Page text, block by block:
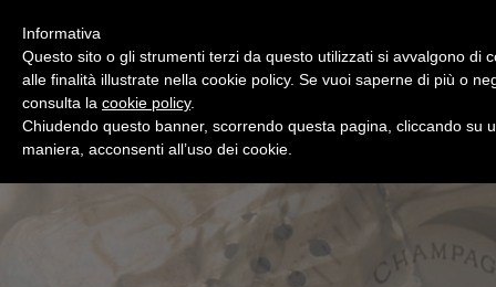
Informativa
Questo sito o gli strumenti terzi da questo utilizzati si avvalgono di
alle finalità illustrate nella cookie policy. Se vuoi saperne di più o
consulta la cookie policy.
Chiudendo questo banner, scorrendo questa pagina, cliccando su
maniera, acconsenti all’uso dei cookie.